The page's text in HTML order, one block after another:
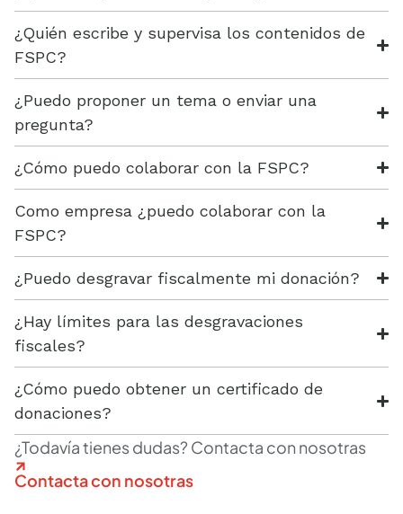
¿Todavía tienes dudas? Contacta con nosotras
Contacta con nosotras​
¿Quién escribe y supervisa los contenidos de
FSPC?
¿Puedo proponer un tema o enviar una
pregunta?
¿Cómo puedo colaborar con la FSPC?
Como empresa ¿puedo colaborar con la
FSPC?
¿Puedo desgravar fiscalmente mi donación?
¿Hay límites para las desgravaciones
fiscales?
¿Cómo puedo obtener un certificado de
donaciones?